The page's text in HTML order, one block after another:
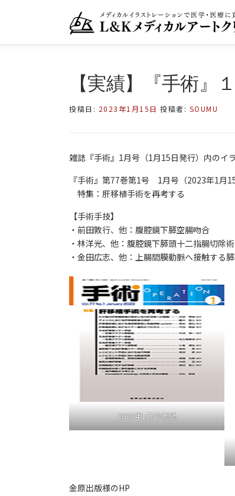
ン
【実績】『手術』
投稿日: 2023年1月15日 投稿者: SOUMU
雑誌『手術』1月号（1月15日発行）内のイ
『手術』第77巻第1号 1月号（2023年1月15
特集：肝移植手術を再考する
【手術手技】
・前田敦行、他：腹腔鏡下膵空腸吻合
・林洋光、他：腹腔鏡下膵頭十二指腸切除
・金田広志、他：上腸間膜動脈へ接触する
2023年1月号表紙
金原出版様のHP